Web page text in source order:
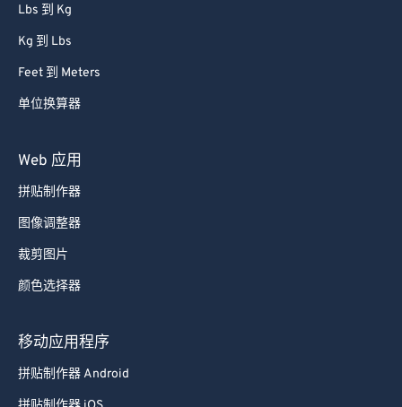
Lbs 到 Kg
Kg 到 Lbs
Feet 到 Meters
单位换算器
Web 应用
拼贴制作器
图像调整器
裁剪图片
颜色选择器
移动应用程序
拼贴制作器 Android